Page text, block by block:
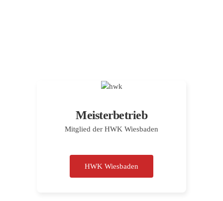
Meisterbetrieb
Mitglied der HWK Wiesbaden
HWK Wiesbaden